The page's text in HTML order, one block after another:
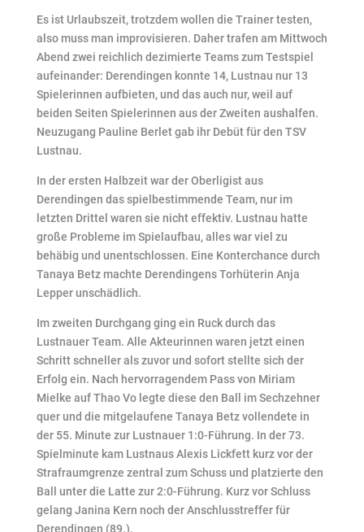
Es ist Urlaubszeit, trotzdem wollen die Trainer testen,
also muss man improvisieren. Daher trafen am Mittwoch
Abend zwei reichlich dezimierte Teams zum Testspiel
aufeinander: Derendingen konnte 14, Lustnau nur 13
Spielerinnen aufbieten, und das auch nur, weil auf
beiden Seiten Spielerinnen aus der Zweiten aushalfen.
Neuzugang Pauline Berlet gab ihr Debüt für den TSV
Lustnau.
In der ersten Halbzeit war der Oberligist aus
Derendingen das spielbestimmende Team, nur im
letzten Drittel waren sie nicht effektiv. Lustnau hatte
große Probleme im Spielaufbau, alles war viel zu
behäbig und unentschlossen. Eine Konterchance durch
Tanaya Betz machte Derendingens Torhüterin Anja
Lepper unschädlich.
Im zweiten Durchgang ging ein Ruck durch das
Lustnauer Team. Alle Akteurinnen waren jetzt einen
Schritt schneller als zuvor und sofort stellte sich der
Erfolg ein. Nach hervorragendem Pass von Miriam
Mielke auf Thao Vo legte diese den Ball im Sechzehner
quer und die mitgelaufene Tanaya Betz vollendete in
der 55. Minute zur Lustnauer 1:0-Führung. In der 73.
Spielminute kam Lustnaus Alexis Lickfett kurz vor der
Strafraumgrenze zentral zum Schuss und platzierte den
Ball unter die Latte zur 2:0-Führung. Kurz vor Schluss
gelang Janina Kern noch der Anschlusstreffer für
Derendingen (89.).